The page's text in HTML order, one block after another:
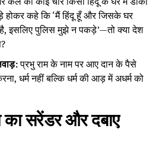
होकर कहे कि ‘मैं हिंदू हूँ और जिसके घर
है, इसलिए पुलिस मुझे न पकड़े’—तो क्या देश
प्रभु राम के नाम पर आए दान के पैसे
धर्म नहीं बल्कि धर्म की आड़ में अधर्म को
का सरेंडर और दबाए